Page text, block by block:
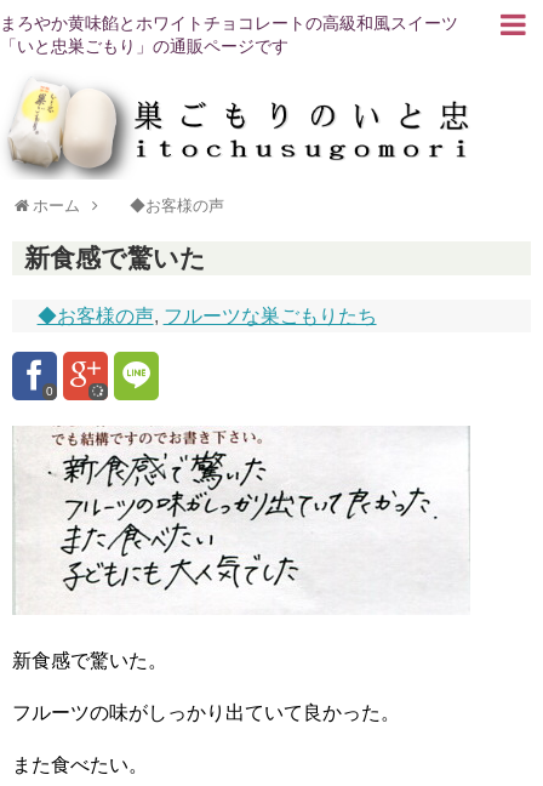
まろやか黄味餡とホワイトチョコレートの高級和風スイーツ
「いと忠巣ごもり」の通販ページです
ホーム ◆お客様の声
新食感で驚いた
◆お客様の声, フルーツな巣ごもりたち
0
新食感で驚いた。
フルーツの味がしっかり出ていて良かった。
また食べたい。